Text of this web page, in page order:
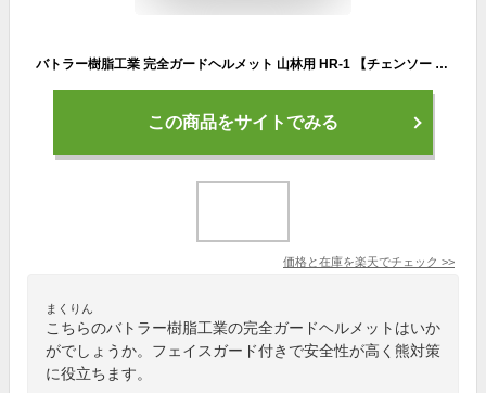
バトラー樹脂工業 完全ガードヘルメット 山林用 HR-1 【チェンソー チェーンソー 草刈機 刈払い機 用 オプション品 防具 防護品 作業用 作業用品 イヤーマフ フェイスガード 安全帽 頭部保護 作業帽】【おしゃれ おすすめ】[CB99]
この商品をサイトでみる
価格と在庫を楽天でチェック >>
まくりん
こちらのバトラー樹脂工業の完全ガードヘルメットはいか
がでしょうか。フェイスガード付きで安全性が高く熊対策
に役立ちます。